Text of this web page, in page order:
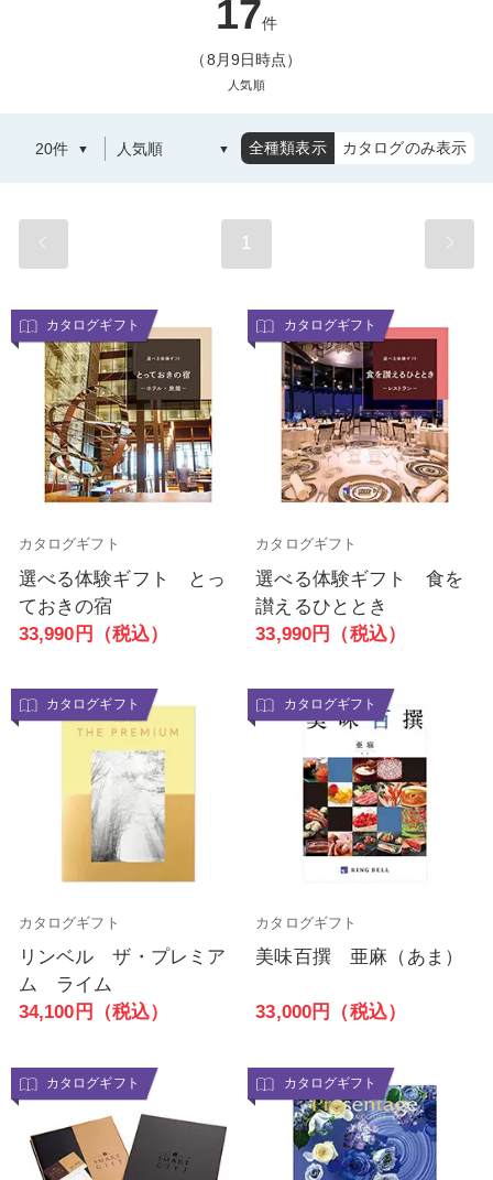
17件
（8月9日時点）
人気順
全種類表示 カタログのみ表示
1
カタログギフト
カタログギフト
選べる体験ギフト とっ
ておきの宿
33,990円（税込）
カタログギフト
カタログギフト
選べる体験ギフト 食を
讃えるひととき
33,990円（税込）
カタログギフト
カタログギフト
リンベル ザ・プレミア
ム ライム
34,100円（税込）
カタログギフト
カタログギフト
美味百撰 亜麻（あま）
33,000円（税込）
カタログギフト カタログギフト